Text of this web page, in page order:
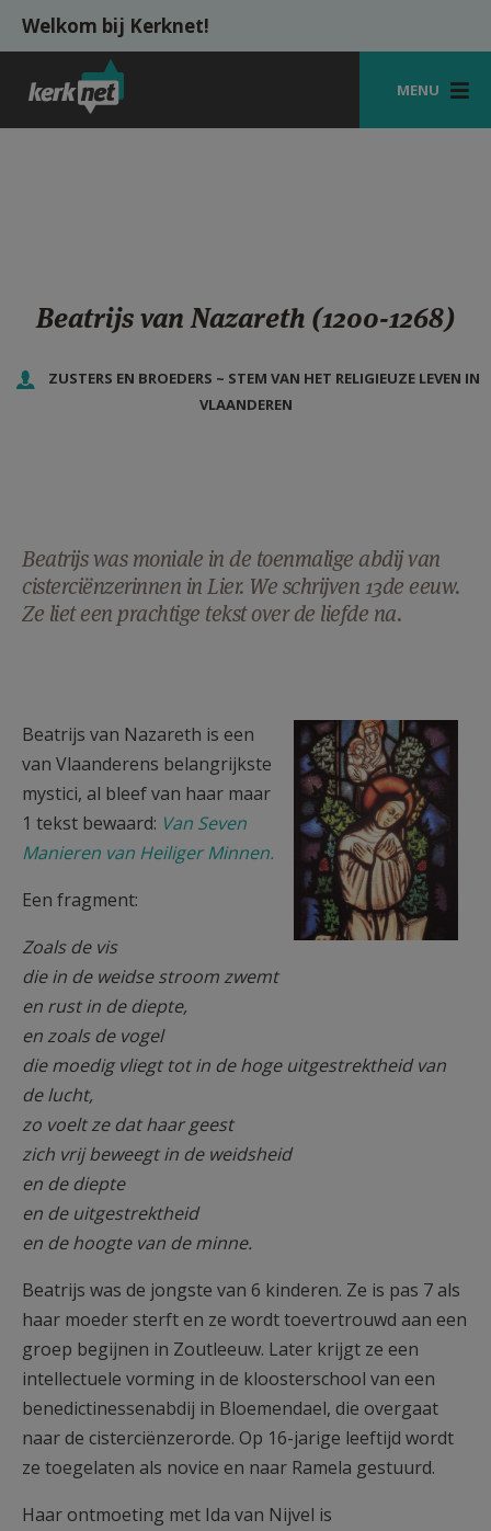
Overslaan en naar de inhoud gaan
Welkom bij Kerknet!
MENU
ZOEKEN
HULP
Beatrijs van Nazareth (1200-1268)
ZUSTERS EN BROEDERS ~ STEM VAN HET RELIGIEUZE LEVEN IN
VLAANDEREN
Beatrijs was moniale in de toenmalige abdij van
cisterciënzerinnen in Lier. We schrijven 13de eeuw.
Ze liet een prachtige tekst over de liefde na.
Beatrijs_van_nazareth._kaart
[800x600].jpg
Beatrijs van Nazareth is een
van Vlaanderens belangrijkste
mystici, al bleef van haar maar
1 tekst bewaard: Van Seven
Manieren van Heiliger Minnen.
Een fragment:
Zoals de vis
die in de weidse stroom zwemt
en rust in de diepte,
en zoals de vogel
die moedig vliegt tot in de hoge uitgestrektheid van
de lucht,
zo voelt ze dat haar geest
zich vrij beweegt in de weidsheid
en de diepte
en de uitgestrektheid
en de hoogte van de minne.
Beatrijs was de jongste van 6 kinderen. Ze is pas 7 als
haar moeder sterft en ze wordt toevertrouwd aan een
groep begijnen in Zoutleeuw. Later krijgt ze een
intellectuele vorming in de kloosterschool van een
benedictinessenabdij in Bloemendael, die overgaat
naar de cisterciënzerorde. Op 16-jarige leeftijd wordt
ze toegelaten als novice en naar Ramela gestuurd.
Haar ontmoeting met Ida van Nijvel is